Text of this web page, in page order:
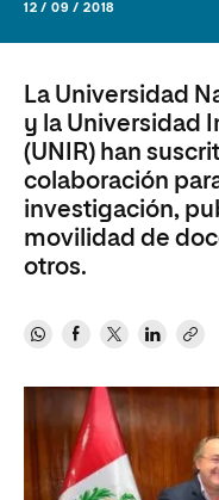
12 / 09 / 2018
La Universidad
y la Universidad
(UNIR) han
colaboración
investigación,
movilidad de
otros.